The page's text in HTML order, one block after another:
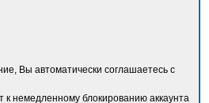
Вы автоматически соглашаетесь с
немедленному блокированию аккаунта